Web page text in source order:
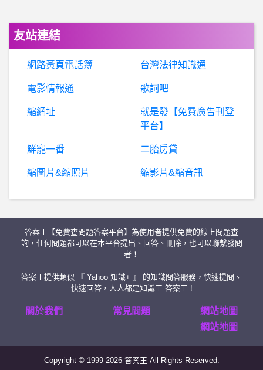
結婚- 繡球花婚紗拍攝問詢問
DataScience- 深度學習 圖片儲存
百萬亞瑟王- 求擴散特典(已求到)
蘋果日報- WHA今年有沒有機會？
寬頻網路- 有線mesh機種請益
男
女- 胖女生給男生什麼感覺？ 胖女生給男生什麼感覺？
行列輸入法- 二級簡碼常用嗎?
友站連結
網路黃頁電話簿 台灣法律知識通
電影情報通 歌詞吧
縮網址
就是發【免費廣告刊登
平台】
鮮寵一番 二胎房貸
縮圖片&縮照片 縮影片&縮音訊
答案王【免費查問題答案平台】為使用者提供免費的線上問題查
詢，任何問題都可以在本平台提出、回答、刪除，也可以聯繫發問
者！
答案王提供類似 『 Yahoo 知識+ 』 的知識問答服務，快速提問、
快速回答，人人都是知識王 答案王 !
關於我們 常見問題
網站地圖
網站地圖
Copyright © 1999-2026 答案王 All Rights Reserved.